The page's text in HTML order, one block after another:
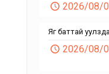
2026/08/
Яг баттай
2026/08/